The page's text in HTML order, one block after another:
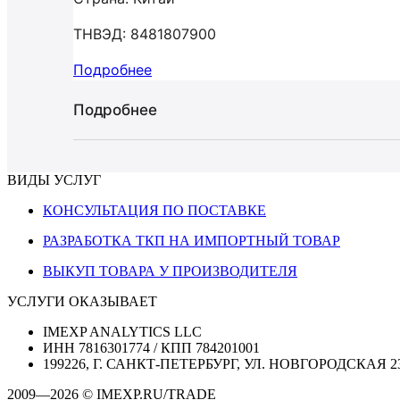
ТНВЭД: 8481807900
Подробнее
Подробнее
ВИДЫ УСЛУГ
КОНСУЛЬТАЦИЯ ПО ПОСТАВКЕ
РАЗРАБОТКА ТКП НА ИМПОРТНЫЙ ТОВАР
ВЫКУП ТОВАРА У ПРОИЗВОДИТЕЛЯ
УСЛУГИ ОКАЗЫВАЕТ
IMEXP ANALYTICS LLC
ИНН 7816301774 / КПП 784201001
199226, Г. САНКТ-ПЕТЕРБУРГ, УЛ. НОВГОРОДСКАЯ
2009—2026 © IMEXP.RU/TRADE